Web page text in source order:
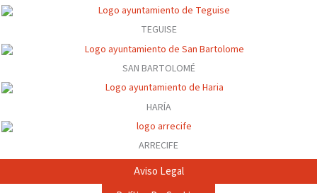
TEGUISE
SAN BARTOLOMÉ
HARÍA
ARRECIFE
Aviso Legal